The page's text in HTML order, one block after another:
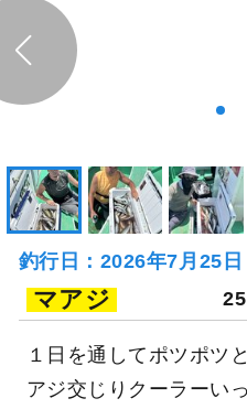
釣行日：2026年7月25日
マアジ
１日を通してポツポツ
アジ交じりクーラーい